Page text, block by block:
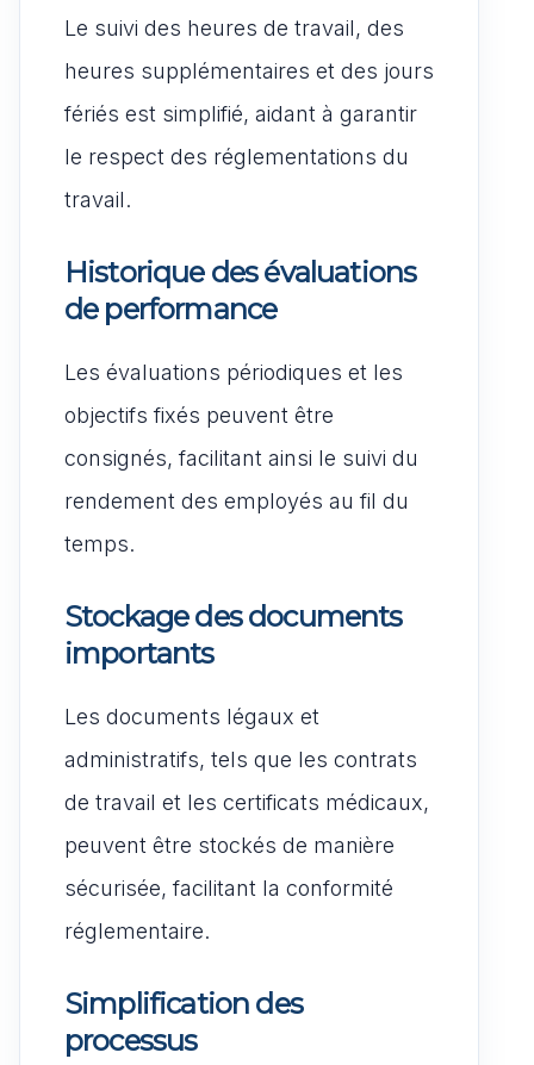
Le suivi des heures de travail, des
heures supplémentaires et des jours
fériés est simplifié, aidant à garantir
le respect des réglementations du
travail.
Historique des évaluations
de performance
Les évaluations périodiques et les
objectifs fixés peuvent être
consignés, facilitant ainsi le suivi du
rendement des employés au fil du
temps.
Stockage des documents
importants
Les documents légaux et
administratifs, tels que les contrats
de travail et les certificats médicaux,
peuvent être stockés de manière
sécurisée, facilitant la conformité
réglementaire.
Simplification des
processus